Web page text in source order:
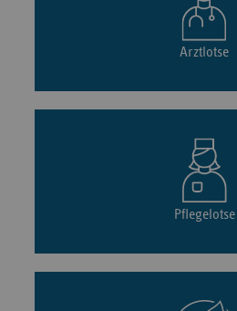
Arztlotse
Pflegelotse